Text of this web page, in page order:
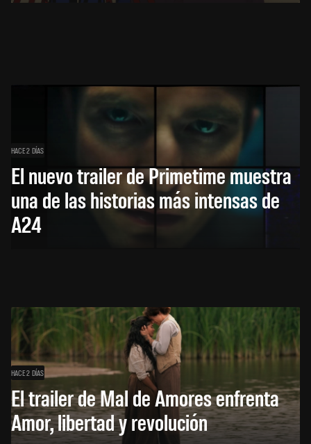
HACE 2 DÍAS
El nuevo trailer de Primetime muestra
una de las historias más intensas de
A24
HACE 2 DÍAS
El trailer de Mal de Amores enfrenta
Amor, libertad y revolución